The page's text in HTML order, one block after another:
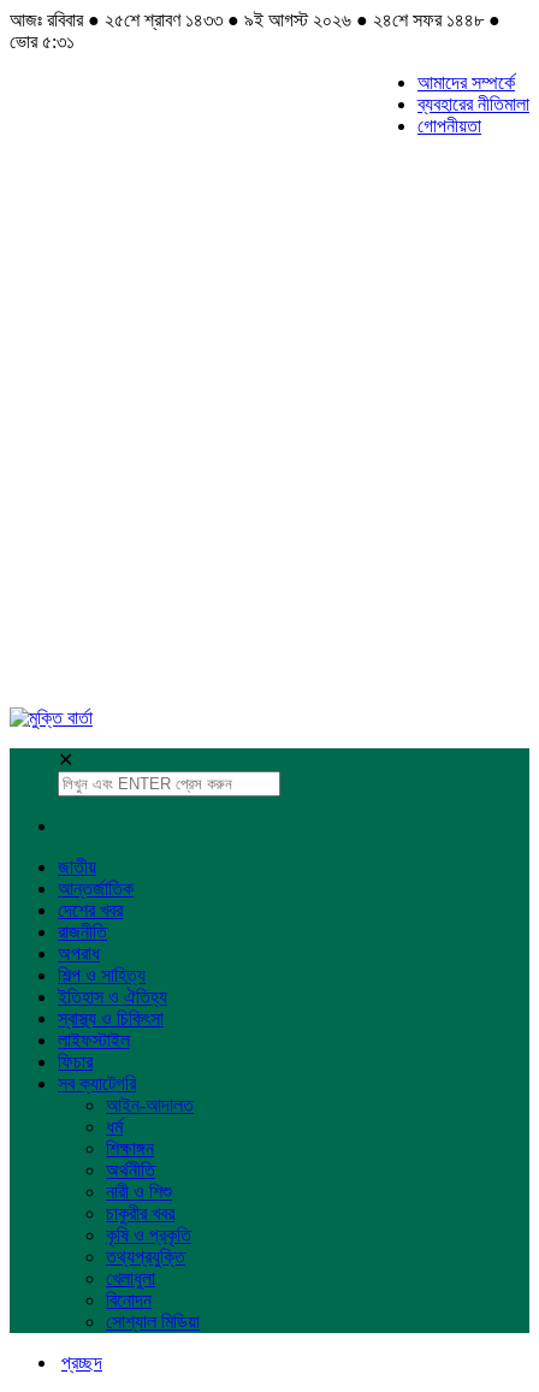
আজঃ রবিবার ● ২৫শে শ্রাবণ ১৪৩৩ ● ৯ই আগস্ট ২০২৬ ● ২৪শে সফর ১৪৪৮ ●
ভোর ৫:৩১
আমাদের সম্পর্কে
ব্যবহারের নীতিমালা
গোপনীয়তা
✕
জাতীয়
আন্তর্জাতিক
দেশের খবর
রাজনীতি
অপরাধ
শিল্প ও সাহিত্য
ইতিহাস ও ঐতিহ্য
স্বাস্থ্য ও চিকিৎসা
লাইফস্টাইল
ফিচার
সব ক্যাটেগরি
আইন-আদালত
ধর্ম
শিক্ষাঙ্গন
অর্থনীতি
নারী ও শিশু
চাকুরীর খবর
কৃষি ও প্রকৃতি
তথ্যপ্রযুক্তি
খেলাধুলা
বিনোদন
সোশ্যাল মিডিয়া
প্রচ্ছদ